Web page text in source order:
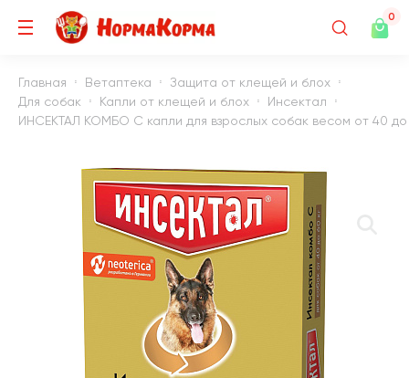
0
Главная Ветаптека
Защита от клещей и блох
Для собак
Капли от клещей и блох
Инсектал
ИНСЕКТАЛ КОМБО С капли для взрослых собак весом от 40 до